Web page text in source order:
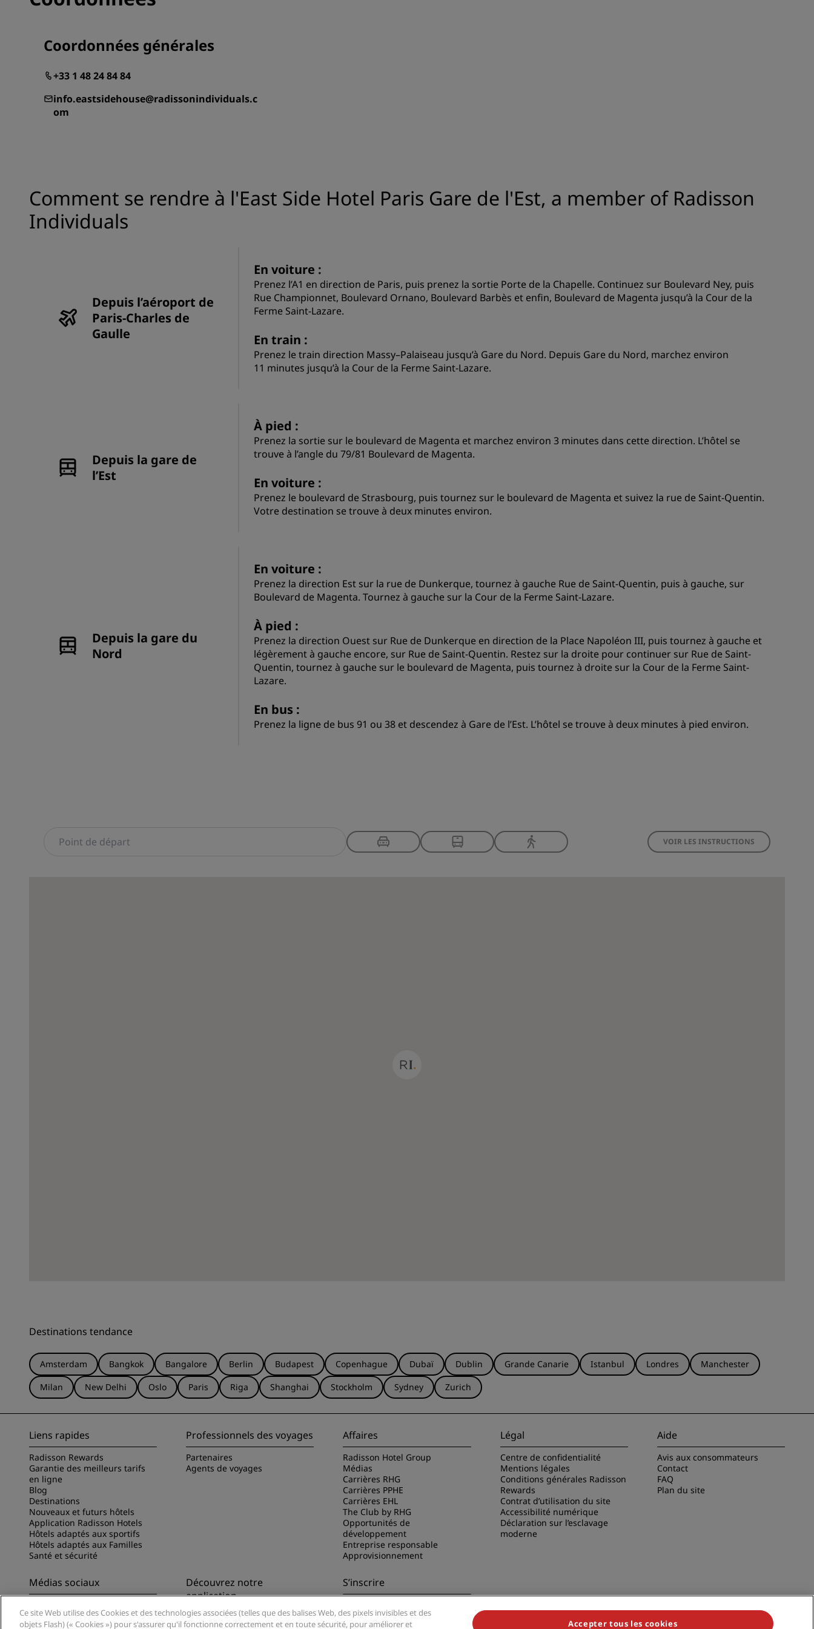
Coordonnées générales
+33 1 48 24 84 84
info.eastsidehouse@radissonindividuals.c
om
Comment se rendre à l'East Side Hotel Paris Gare de l'Est, a member of Radisson
Individuals
Depuis l’aéroport de
Paris-Charles de
Gaulle
En voiture :
Prenez l’A1 en direction de Paris, puis prenez la sortie Porte de la Chapelle. Continuez sur Boulevard Ney, puis
Rue Championnet, Boulevard Ornano, Boulevard Barbès et enfin, Boulevard de Magenta jusqu’à la Cour de la
Ferme Saint-Lazare.
En train :
Prenez le train direction Massy–Palaiseau jusqu’à Gare du Nord. Depuis Gare du Nord, marchez environ
11 minutes jusqu’à la Cour de la Ferme Saint-Lazare.
Depuis la gare de
l’Est
À pied :
Prenez la sortie sur le boulevard de Magenta et marchez environ 3 minutes dans cette direction. L’hôtel se
trouve à l’angle du 79/81 Boulevard de Magenta.
En voiture :
Prenez le boulevard de Strasbourg, puis tournez sur le boulevard de Magenta et suivez la rue de Saint-Quentin.
Votre destination se trouve à deux minutes environ.
Depuis la gare du
Nord
En voiture :
Prenez la direction Est sur la rue de Dunkerque, tournez à gauche Rue de Saint-Quentin, puis à gauche, sur
Boulevard de Magenta. Tournez à gauche sur la Cour de la Ferme Saint-Lazare.
À pied :
Prenez la direction Ouest sur Rue de Dunkerque en direction de la Place Napoléon III, puis tournez à gauche et
légèrement à gauche encore, sur Rue de Saint-Quentin. Restez sur la droite pour continuer sur Rue de Saint-
Quentin, tournez à gauche sur le boulevard de Magenta, puis tournez à droite sur la Cour de la Ferme Saint-
Lazare.
En bus :
Prenez la ligne de bus 91 ou 38 et descendez à Gare de l’Est. L’hôtel se trouve à deux minutes à pied environ.
VOIR LES INSTRUCTIONS
Destinations tendance
Amsterdam Bangkok Bangalore Berlin Budapest Copenhague Dubaï Dublin Grande Canarie Istanbul Londres
Manchester
Milan
New Delhi Oslo Paris Riga Shanghai Stockholm Sydney Zurich
Liens rapides
Radisson Rewards
Garantie des meilleurs tarifs
en ligne
Blog
Destinations
Nouveaux et futurs hôtels
Application Radisson Hotels
Hôtels adaptés aux sportifs
Hôtels adaptés aux Familles
Santé et sécurité
Professionnels des voyages
Partenaires
Agents de voyages
Affaires
Radisson Hotel Group
Médias
Carrières RHG
Carrières PPHE
Carrières EHL
The Club by RHG
Opportunités de
développement
Entreprise responsable
Approvisionnement
Légal
Centre de confidentialité
Mentions légales
Conditions générales Radisson
Rewards
Contrat d’utilisation du site
Accessibilité numérique
Déclaration sur l’esclavage
moderne
Aide
Avis aux consommateurs
Contact
FAQ
Plan du site
Médias sociaux
Découvrez notre
application
Découvrez l’appli Radisson Hotels
S’inscrire
offres les plus populaires
Ce site Web utilise des Cookies et des technologies associées (telles que des balises Web, des pixels invisibles et des
objets Flash) (« Cookies ») pour s'assurer qu'il fonctionne correctement et en toute sécurité, pour améliorer et
Accepter tous les cookies